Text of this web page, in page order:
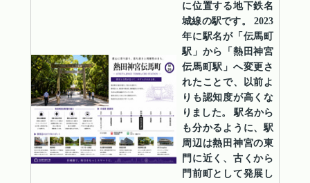
に位置する地下鉄名
城線の駅です。 2023
年に駅名が「伝馬町
駅」から「熱田神宮
伝馬町駅」へ変更さ
れたことで、以前よ
りも認知度が高くな
りました。 駅名から
も分かるように、駅
周辺は熱田神宮の東
門に近く、古くから
門前町として発展し